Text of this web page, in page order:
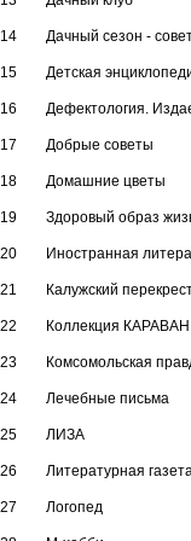
14 Дачный сезон -
15 Детская
16 Дефектология.
17 Добрые советы
18 Домашние цветы
19 Здоровый образ
20 Иностранная
21 Калужский
22 Коллекция КАРАВАН
23 Комсомольская
24 Лечебные письма
25 ЛИЗА
26 Литературная
27 Логопед